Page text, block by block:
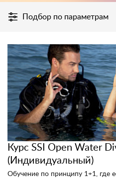
Подбор по параметрам
Курс SSI Open Water
(Индивидуальный)
Обучение по принципу 1+1, где